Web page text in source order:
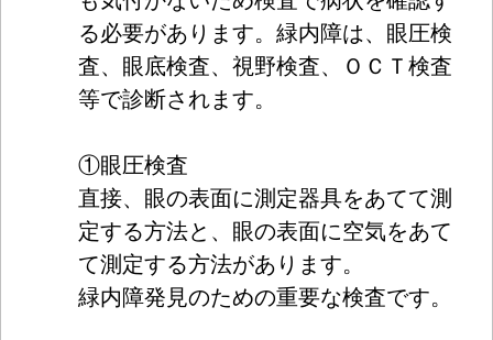
る必要があります。緑内障は、眼圧検
査、眼底検査、視野検査、ＯＣＴ検査
等で診断されます。
①眼圧検査
直接、眼の表面に測定器具をあてて測
定する方法と、眼の表面に空気をあて
て測定する方法があります。
緑内障発見のための重要な検査です。